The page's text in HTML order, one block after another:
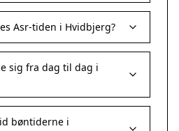
Asr-tiden i Hvidbjerg?
sig fra dag til dag i
bøntiderne i